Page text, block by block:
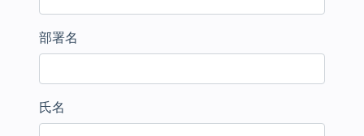
部署名
氏名